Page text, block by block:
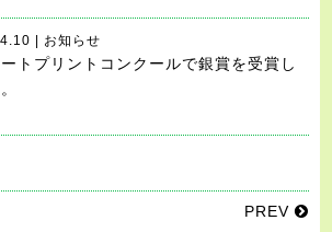
| お知らせ
トプリントコンクールで銀賞を受賞し
PREV